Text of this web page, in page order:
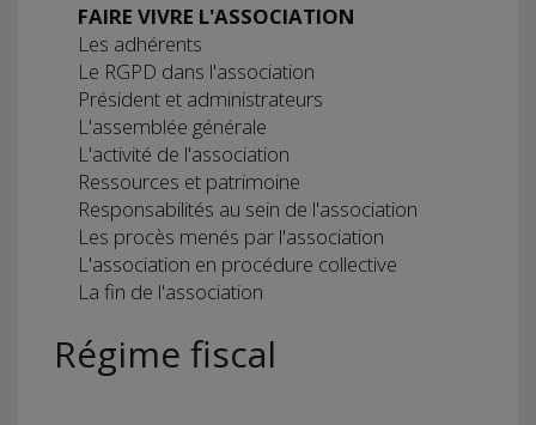
FAIRE VIVRE L'ASSOCIATION
Les adhérents
Le RGPD dans l'association
Président et administrateurs
L'assemblée générale
L'activité de l'association
Ressources et patrimoine
Responsabilités au sein de l'association
Les procès menés par l'association
L'association en procédure collective
La fin de l'association
Régime fiscal